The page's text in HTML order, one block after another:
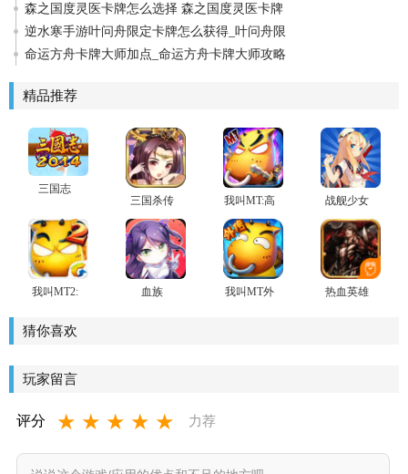
森之国度灵医卡牌怎么选择 森之国度灵医卡牌
逆水寒手游叶问舟限定卡牌怎么获得_叶问舟限
命运方舟卡牌大师加点_命运方舟卡牌大师攻略
精品推荐
三国志
三国杀传
奇
我叫MT:高
清版
战舰少女
我叫MT2:
血族
我叫MT外
热血英雄
猜你喜欢
玩家留言
评分 ★ ★ ★ ★ ★ 力荐